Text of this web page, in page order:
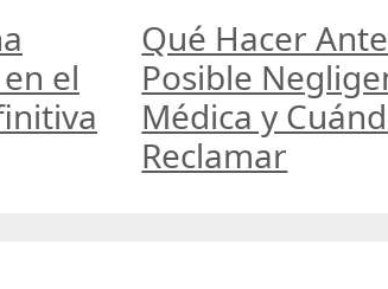
el
Qué Hacer
Posible
Médica y
Reclamar